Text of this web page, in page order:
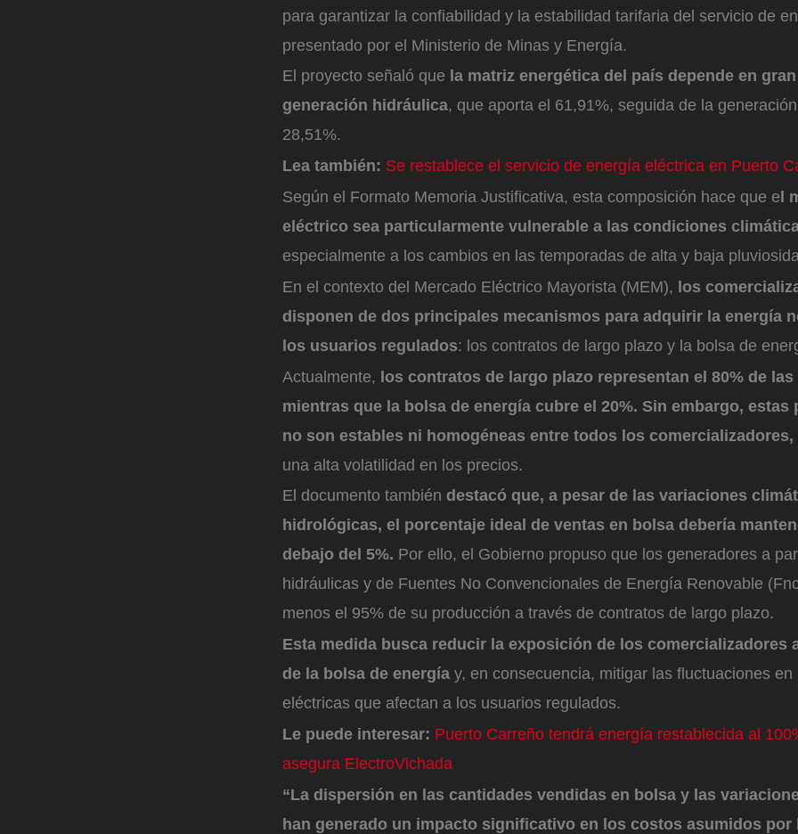
para garantizar la confiabilidad y la estabilidad tarifaria del servicio de
presentado por el Ministerio de Minas y Energía.
El proyecto señaló que la matriz energética del país depende en
generación hidráulica, que aporta el 61,91%, seguida de la
28,51%.
Lea también: Se restablece el servicio de energía eléctrica en Puerto
Según el Formato Memoria Justificativa, esta composición hace que e l
eléctrico sea particularmente vulnerable a las condiciones
especialmente a los cambios en las temporadas de alta y baja
En el contexto del Mercado Eléctrico Mayorista (MEM), los
disponen de dos principales mecanismos para adquirir la energía
los usuarios regulados: los contratos de largo plazo y la bolsa de
Actualmente, los contratos de largo plazo representan el 80% de las
mientras que la bolsa de energía cubre el 20%. Sin embargo, estas
no son estables ni homogéneas entre todos los comercializadores,
una alta volatilidad en los precios.
El documento también destacó que, a pesar de las variaciones
hidrológicas, el porcentaje ideal de ventas en bolsa debería
debajo del 5%. Por ello, el Gobierno propuso que los generadores a
hidráulicas y de Fuentes No Convencionales de Energía Renovable
menos el 95% de su producción a través de contratos de largo plazo.
Esta medida busca reducir la exposición de los comercializadores
de la bolsa de energía y, en consecuencia, mitigar las fluctuaciones en
eléctricas que afectan a los usuarios regulados.
Le puede interesar: Puerto Carreño tendrá energía restablecida al
asegura ElectroVichada
“La dispersión en las cantidades vendidas en bolsa y las
han generado un impacto significativo en los costos asumidos por